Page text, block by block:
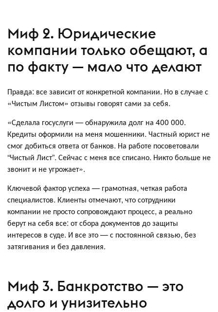
Миф 2. Юридические
компании только обещают, а
по факту — мало что делают
Правда: все зависит от конкретной компании. Но в случае с
«Чистым Листом» отзывы говорят сами за себя.
«Сделала госуслуги — обнаружила долг на 400 000.
Кредиты оформили на меня мошенники. Частный юрист не
смог добиться ответа от банков. На работе посоветовали
“Чистый Лист”. Сейчас с меня все списано. Никто больше не
звонит и не угрожает».
Ключевой фактор успеха — грамотная, четкая работа
специалистов. Клиенты отмечают, что сотрудники
компании не просто сопровождают процесс, а реально
берут на себя все: от сбора документов до защиты
интересов в суде. И все это — с постоянной связью, без
затягивания и без давления.
Миф 3. Банкротство — это
долго и унизительно